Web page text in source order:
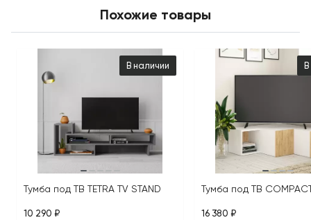
Похожие товары
В наличии
Тумба под ТВ TETRA TV STAND
10 290 ₽ 16 380 ₽